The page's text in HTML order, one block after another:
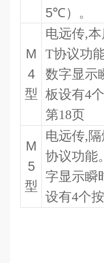
5℃）。
M
4
型
电远传,
T协议功
数字显示
板设有4
第18页
M
5
型
电远传,
协议功能
字显示瞬
设有4个